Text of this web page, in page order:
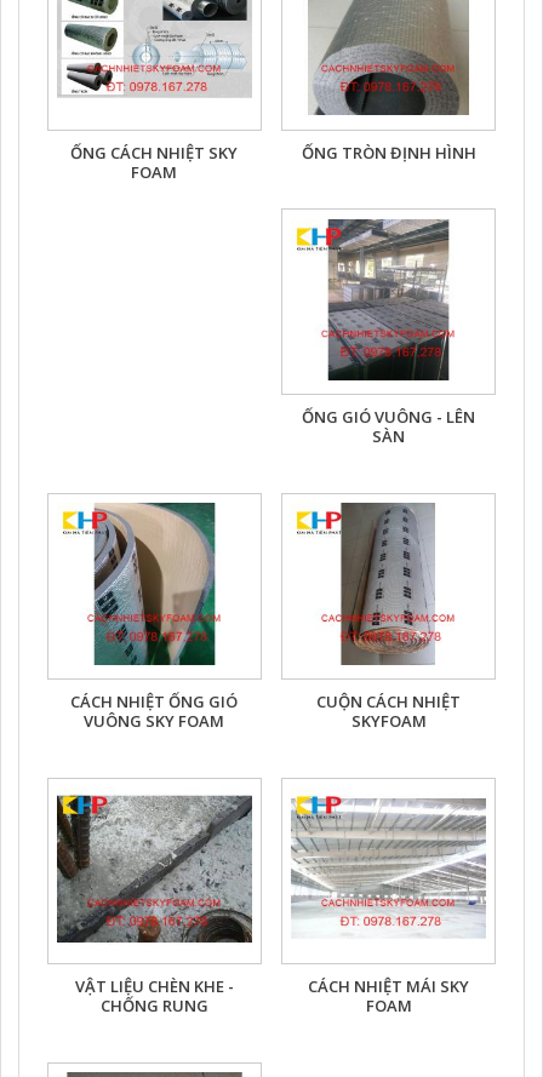
ỐNG CÁCH NHIỆT SKY
FOAM
ỐNG TRÒN ĐỊNH HÌNH
ỐNG GIÓ VUÔNG - LÊN
SÀN
CÁCH NHIỆT ỐNG GIÓ
VUÔNG SKY FOAM
CUỘN CÁCH NHIỆT
SKYFOAM
VẬT LIỆU CHÈN KHE -
CHỐNG RUNG
CÁCH NHIỆT MÁI SKY
FOAM